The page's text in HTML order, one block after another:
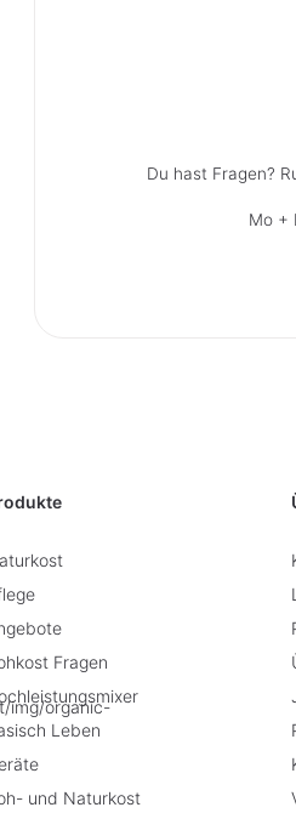
Du hast Fragen?
Mo +
Fragen
Leben
und Naturkost